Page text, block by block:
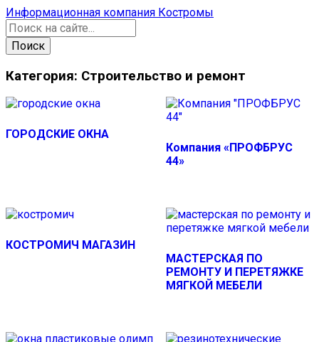
Информационная компания Костромы
Поиск
товаров
Поиск
Категория: Строительство и ремонт
ГОРОДСКИЕ ОКНА
Компания «ПРОФБРУС
44»
КОСТРОМИЧ МАГАЗИН
МАСТЕРСКАЯ ПО
РЕМОНТУ И ПЕРЕТЯЖКЕ
МЯГКОЙ МЕБЕЛИ